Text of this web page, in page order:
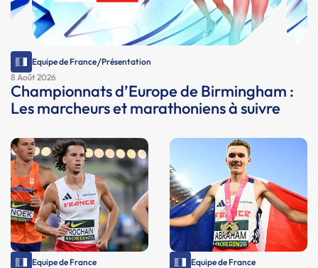
Equipe de France/Présentation
8 Août 2026
Championnats d’Europe de Birmingham :
Les marcheurs et marathoniens à suivre
Equipe de France Equipe de France